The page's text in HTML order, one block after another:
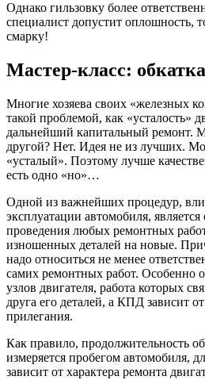
Однако гильзовку более
специалист допустит оплошность,
смарку!
Мастер-класс:
Многие хозяева своих «железных
такой проблемой, как «усталость»
дальнейший капитальный ремонт.
другой? Нет. Идея не из лучших.
«усталый». Поэтому лучше
есть одно «но»…
Одной из важнейших процедур,
эксплуатации автомобиля, является
проведения любых ремонтных
изношенных деталей на новые.
надо относиться не менее
самих ремонтных работ. Особенно
узлов двигателя, работа которых
друга его деталей, а КПД зависит
прилегания.
Как правило, продолжительность
измеряется пробегом автомобиля,
зависит от характера ремонта